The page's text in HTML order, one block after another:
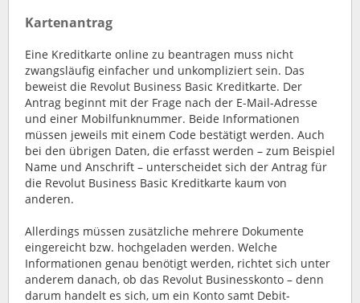
Kartenantrag
Eine Kreditkarte online zu beantragen muss nicht
zwangsläufig einfacher und unkompliziert sein. Das
beweist die Revolut Business Basic Kreditkarte. Der
Antrag beginnt mit der Frage nach der E-Mail-Adresse
und einer Mobilfunknummer. Beide Informationen
müssen jeweils mit einem Code bestätigt werden. Auch
bei den übrigen Daten, die erfasst werden – zum Beispiel
Name und Anschrift – unterscheidet sich der Antrag für
die Revolut Business Basic Kreditkarte kaum von
anderen.
Allerdings müssen zusätzliche mehrere Dokumente
eingereicht bzw. hochgeladen werden. Welche
Informationen genau benötigt werden, richtet sich unter
anderem danach, ob das Revolut Businesskonto – denn
darum handelt es sich, um ein Konto samt Debit-